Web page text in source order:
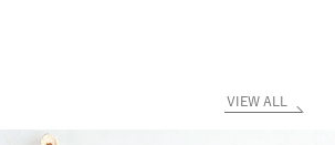
VIEW ALL